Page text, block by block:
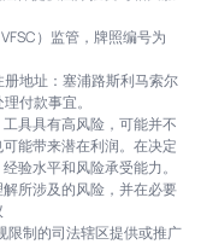
）监管，牌照编号为
地址：塞浦路斯利马索尔
付款事宜。
具具有高风险，可能并不
能带来潜在利润。在决定
验水平和风险承受能力。
所涉及的风险，并在必要
限制的司法辖区提供或推广